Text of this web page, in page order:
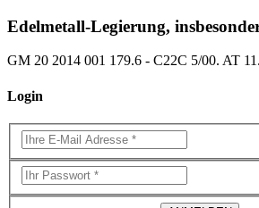
Edelmetall-Legierung,
GM 20 2014 001 179.6 - C22C 5/00. AT
Login